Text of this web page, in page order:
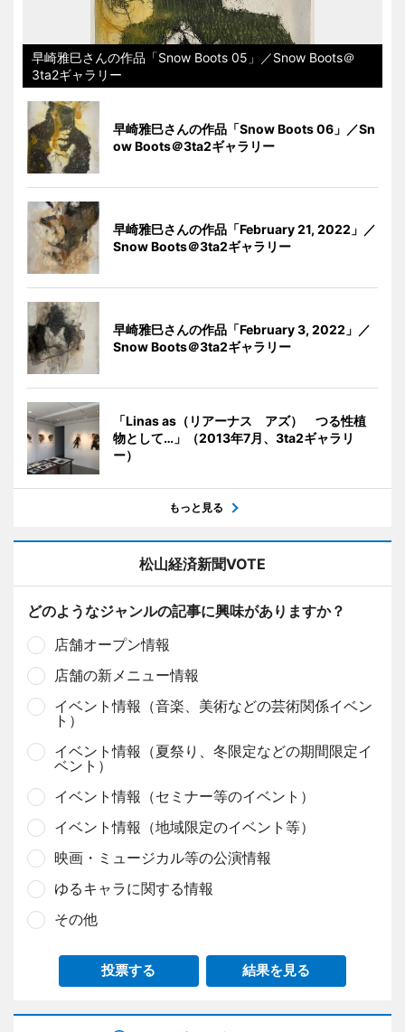
早崎雅巳さんの作品「Snow Boots 05」／Snow Boots＠
3ta2ギャラリー
早崎雅巳さんの作品「Snow Boots 06」／Sn
ow Boots＠3ta2ギャラリー
早崎雅巳さんの作品「February 21, 2022」／
Snow Boots＠3ta2ギャラリー
早崎雅巳さんの作品「February 3, 2022」／
Snow Boots＠3ta2ギャラリー
「Linas as（リアーナス アズ） つる性植
物として…」（2013年7月、3ta2ギャラリ
ー）
もっと見る
松山経済新聞VOTE
どのようなジャンルの記事に興味がありますか？
店舗オープン情報
店舗の新メニュー情報
イベント情報（音楽、美術などの芸術関係イベン
ト）
イベント情報（夏祭り、冬限定などの期間限定イ
ベント）
イベント情報（セミナー等のイベント）
イベント情報（地域限定のイベント等）
映画・ミュージカル等の公演情報
ゆるキャラに関する情報
その他
投票する 結果を見る